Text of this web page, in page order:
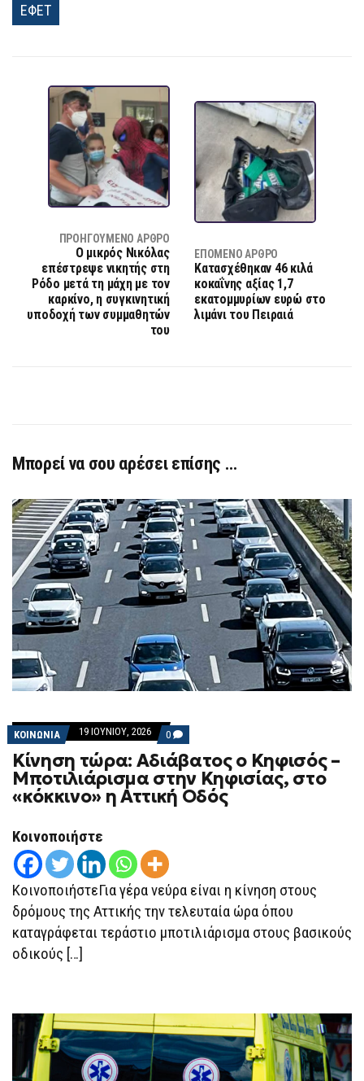
ΕΦΕΤ
ΠΡΟΗΓΟΎΜΕΝΟ ΆΡΘΡΟ
Ο μικρός Νικόλας
επέστρεψε νικητής στη
Ρόδο μετά τη μάχη με τον
καρκίνο, η συγκινητική
υποδοχή των συμμαθητών
του
ΕΠΌΜΕΝΟ ΆΡΘΡΟ
Κατασχέθηκαν 46 κιλά
κοκαΐνης αξίας 1,7
εκατομμυρίων ευρώ στο
λιμάνι του Πειραιά
Μπορεί να σου αρέσει επίσης …
ΚΟΙΝΩΝΙΑ 19 ΙΟΥΝΊΟΥ, 2026 0 COMMENTS
ON
KΊΝΗΣΗ
ΤΏΡΑ:
ΑΔΙΆΒΑΤΟΣ
Ο
ΚΗΦΙΣΌΣ
Η
ΑΤΤΙΚΉ
ΟΔΌΣ
Kίνηση τώρα: Αδιάβατος ο Κηφισός –
Μποτιλιάρισμα στην Κηφισίας, στο
«κόκκινο» η Αττική Οδός
Κοινοποιήστε
ΚοινοποιήστεΓια γέρα νεύρα είναι η κίνηση στους
δρόμους της Αττικής την τελευταία ώρα όπου
καταγράφεται τεράστιο μποτιλιάρισμα στους βασικούς
οδικούς […]